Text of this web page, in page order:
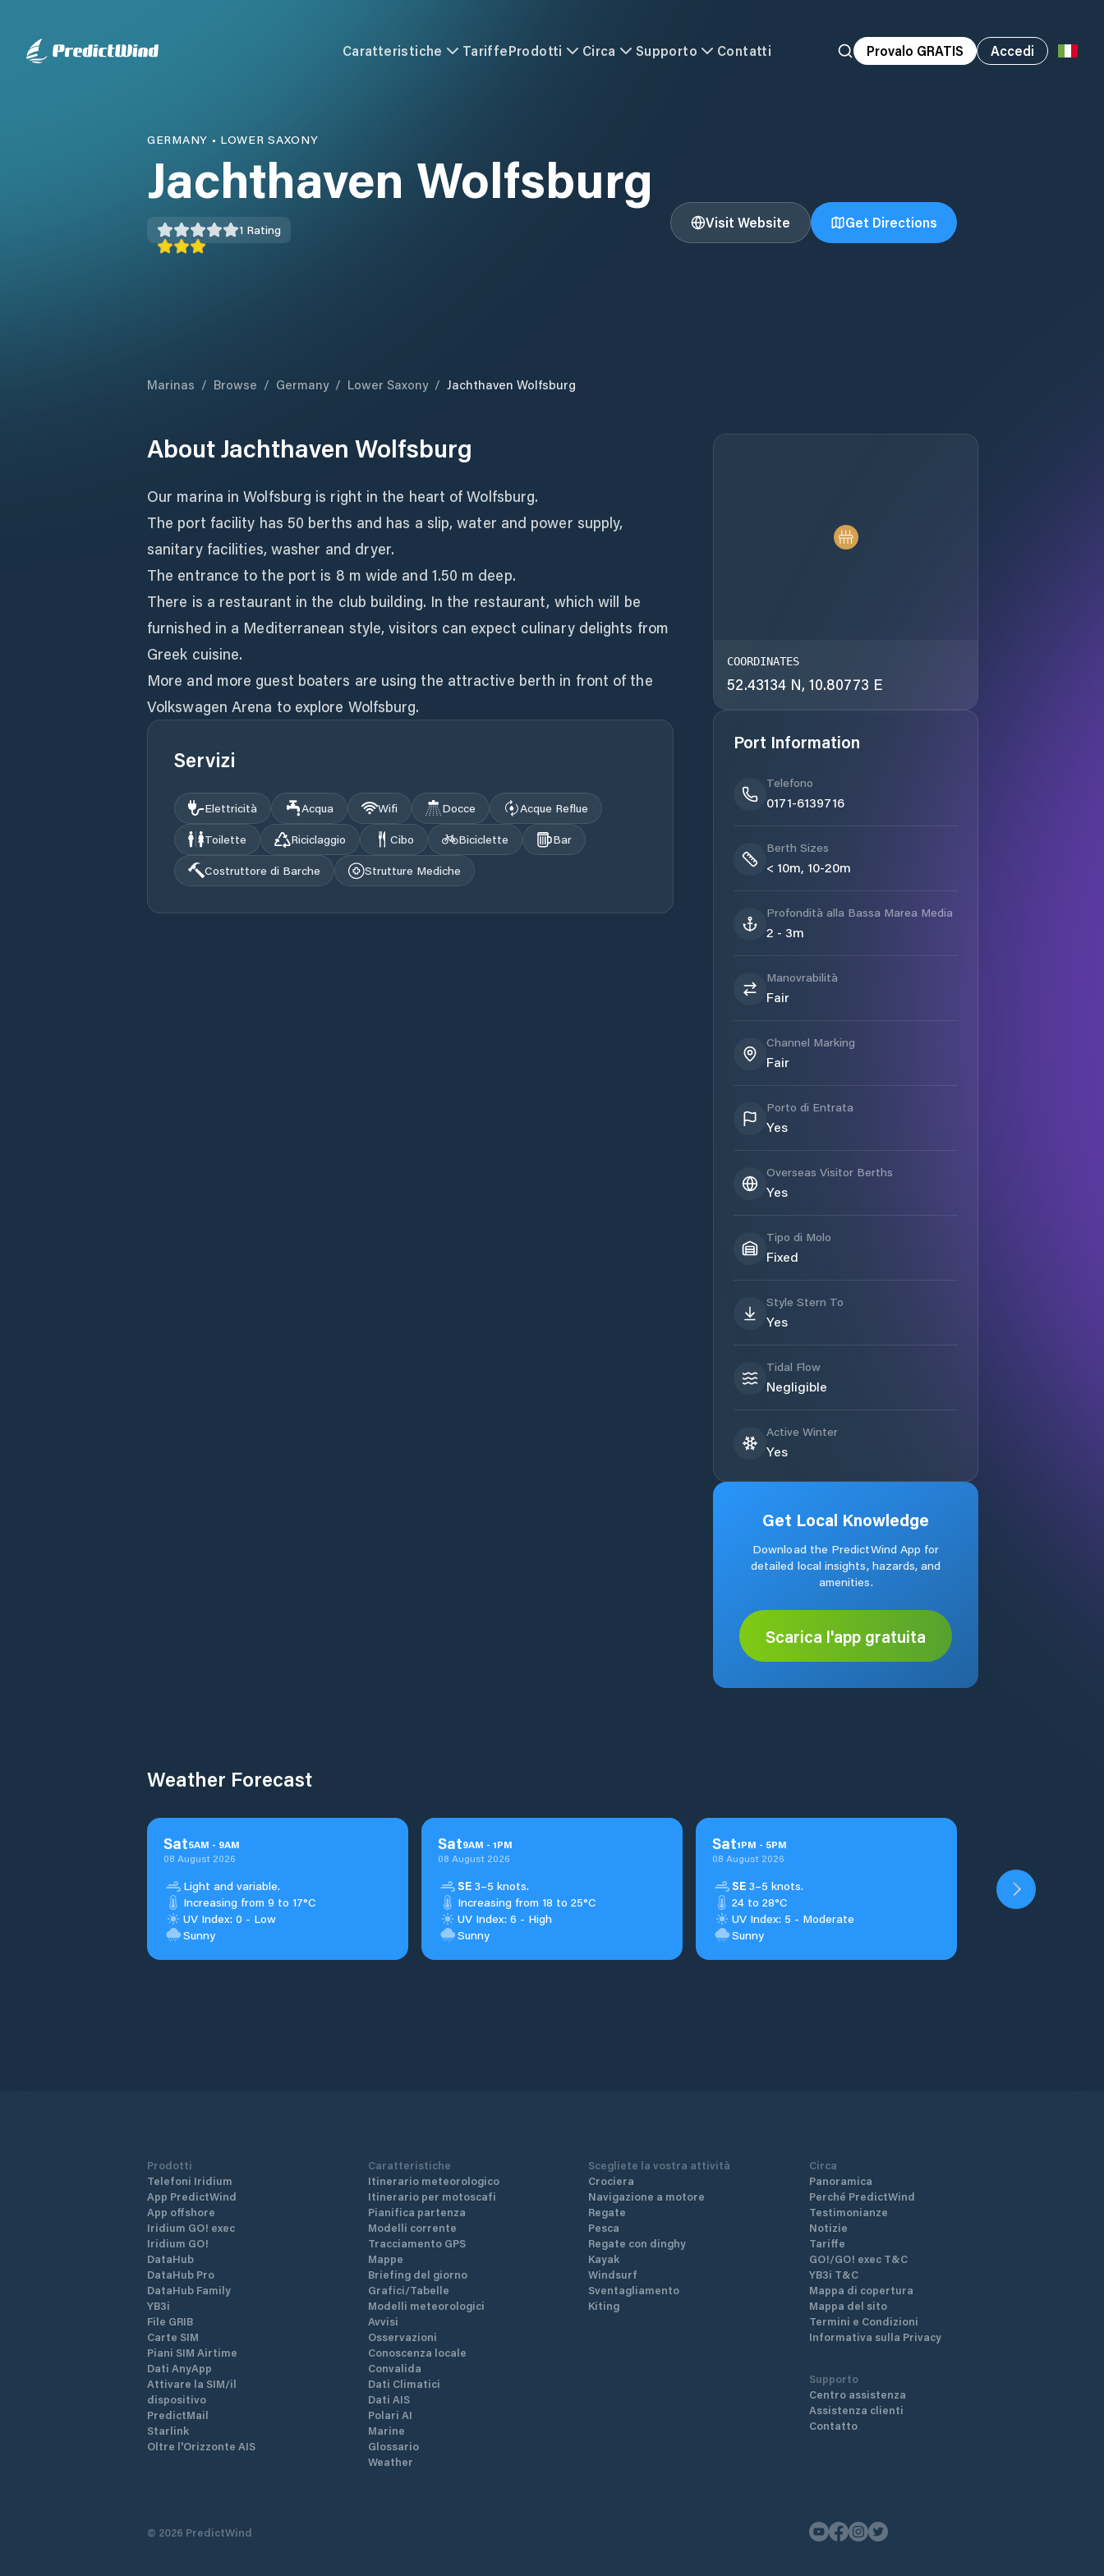
Caratteristiche TariffeProdotti Circa Supporto Contatti Provalo GRATIS Accedi
GERMANY • LOWER SAXONY
Jachthaven Wolfsburg
1 Rating Visit Website Get Directions
Marinas / Browse / Germany / Lower Saxony / Jachthaven Wolfsburg
AboutJachthaven Wolfsburg
Our marina in Wolfsburg is right in the heart of Wolfsburg.
The port facility has 50 berths and has a slip, water and power supply,
sanitary facilities, washer and dryer.
The entrance to the port is 8 m wide and 1.50 m deep.
There is a restaurant in the club building. In the restaurant, which will be
furnished in a Mediterranean style, visitors can expect culinary delights from
Greek cuisine.
More and more guest boaters are using the attractive berth in front of the
Volkswagen Arena to explore Wolfsburg.
Servizi
Elettricità Acqua Wifi Docce
Acque Reflue
Toilette
Riciclaggio Cibo Biciclette
Bar
Costruttore di Barche
Strutture Mediche
COORDINATES
52.43134 N, 10.80773 E
Port Information
Telefono
0171-6139716
Berth Sizes
< 10m, 10-20m
Profondità alla Bassa Marea Media
2 - 3m
Manovrabilità
Fair
Channel Marking
Fair
Porto di Entrata
Yes
Overseas Visitor Berths
Yes
Tipo di Molo
Fixed
Style Stern To
Yes
Tidal Flow
Negligible
Active Winter
Yes
Get Local Knowledge
Download the PredictWind App for
detailed local insights, hazards, and
amenities.
Scarica l'app gratuita
Weather Forecast
Sat5AM - 9AM
08 August 2026
Light and variable.
Increasing from 9 to 17°C
UV Index: 0 - Low
Sunny
Sat9AM - 1PM
08 August 2026
SE 3–5 knots.
Increasing from 18 to 25°C
UV Index: 6 - High
Sunny
Sat1PM - 5PM
08 August 2026
SE 3–5 knots.
24 to 28°C
UV Index: 5 - Moderate
Sunny
Prodotti
Telefoni Iridium
App PredictWind
App offshore
Iridium GO! exec
Iridium GO!
DataHub
DataHub Pro
DataHub Family
YB3i
File GRIB
Carte SIM
Piani SIM Airtime
Dati AnyApp
Attivare la SIM/il
dispositivo
PredictMail
Starlink
Oltre l'Orizzonte AIS
Caratteristiche
Itinerario meteorologico
Itinerario per motoscafi
Pianifica partenza
Modelli corrente
Tracciamento GPS
Mappe
Briefing del giorno
Grafici/Tabelle
Modelli meteorologici
Avvisi
Osservazioni
Conoscenza locale
Convalida
Dati Climatici
Dati AIS
Polari AI
Marine
Glossario
Weather
Scegliete la vostra attività
Crociera
Navigazione a motore
Regate
Pesca
Regate con dinghy
Kayak
Windsurf
Sventagliamento
Kiting
Circa
Panoramica
Perché PredictWind
Testimonianze
Notizie
Tariffe
GO!/GO! exec T&C
YB3i T&C
Mappa di copertura
Mappa del sito
Termini e Condizioni
Informativa sulla Privacy
Supporto
Centro assistenza
Assistenza clienti
Contatto
© 2026 PredictWind